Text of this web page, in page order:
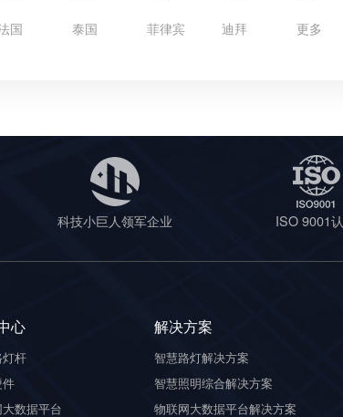
国 泰国 菲律宾 迪拜 更多
科技小巨人领军企业 ISO 9001
心
灯杆
件
数据平台
解决方案
智慧路灯解决方案
智慧照明综合解决方案
物联网大数据平台解决方案